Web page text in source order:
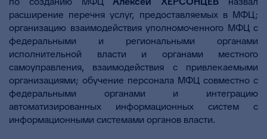
расширение перечня услуг, предоставляемых в МФЦ;
организацию взаимодействия уполномоченного МФЦ с
федеральными и региональными органами
исполнительной власти и органами местного
самоуправления, взаимодействия с привлекаемыми
организациями; обучение персонала МФЦ совместно с
федеральными органами и интеграцию
автоматизированных информационных систем с
информационными системами органов власти.